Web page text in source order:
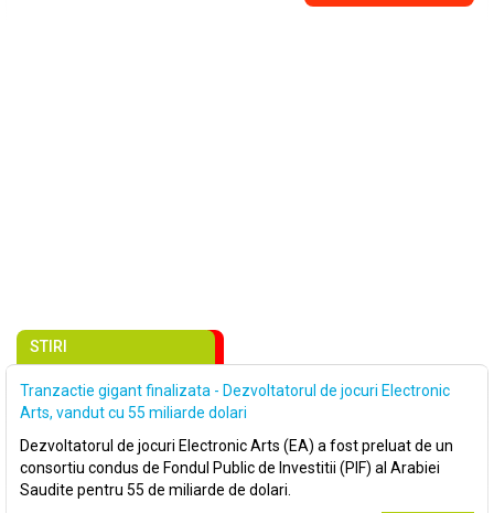
STIRI
Tranzactie gigant finalizata - Dezvoltatorul de jocuri Electronic
Arts, vandut cu 55 miliarde dolari
Dezvoltatorul de jocuri Electronic Arts (EA) a fost preluat de un
consortiu condus de Fondul Public de Investitii (PIF) al Arabiei
Saudite pentru 55 de miliarde de dolari.